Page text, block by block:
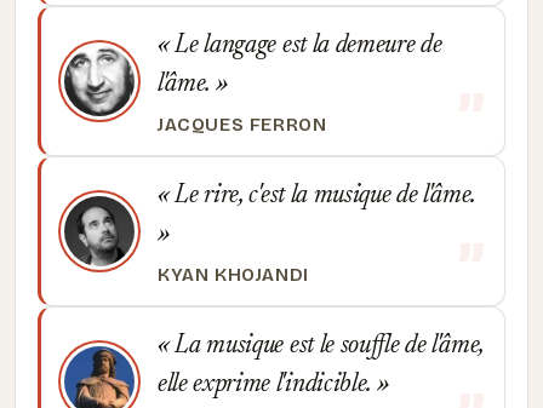
Le langage est la demeure de
l'âme.
JACQUES FERRON
Le rire, c'est la musique de l'âme.
KYAN KHOJANDI
La musique est le souffle de l'âme,
elle exprime l'indicible.